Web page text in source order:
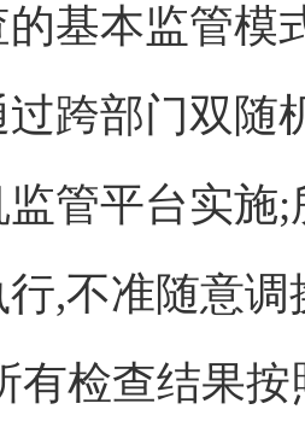
基本监管模
跨部门双随
监管平台实施
,不准随意
有检查结果